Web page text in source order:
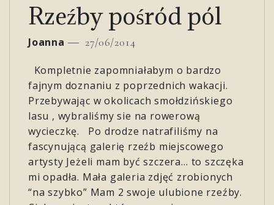
Rzeźby pośród pól
Joanna 27/06/2014
Kompletnie zapomniałabym o bardzo
fajnym doznaniu z poprzednich wakacji.
Przebywając w okolicach smołdzińskiego
lasu , wybraliśmy sie na rowerową
wycieczkę. Po drodze natrafiliśmy na
fascynującą galerię rzeźb miejscowego
artysty Jeżeli mam być szczera… to szczęka
mi opadła. Mała galeria zdjęć zrobionych
“na szybko” Mam 2 swoje ulubione rzeźby.